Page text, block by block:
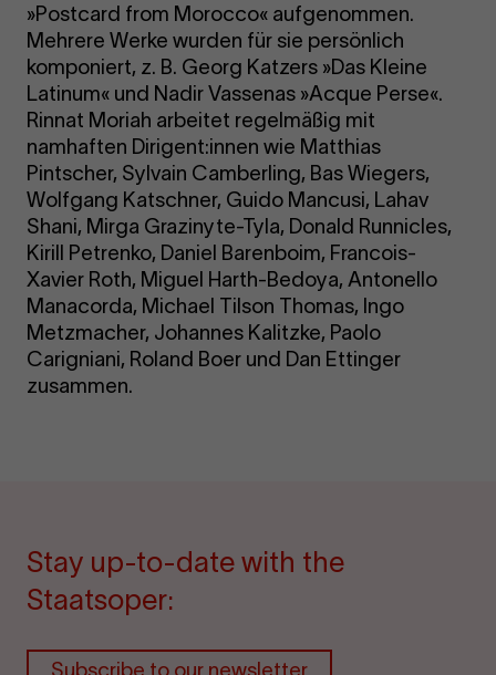
»Postcard from Morocco« aufgenommen.
Mehrere Werke wurden für sie persönlich
komponiert, z. B. Georg Katzers »Das Kleine
Latinum« und Nadir Vassenas »Acque Perse«.
Rinnat Moriah arbeitet regelmäßig mit
namhaften Dirigent:innen wie Matthias
Pintscher, Sylvain Camberling, Bas Wiegers,
Wolfgang Katschner, Guido Mancusi, Lahav
Shani, Mirga Grazinyte-Tyla, Donald Runnicles,
Kirill Petrenko, Daniel Barenboim, Francois-
Xavier Roth, Miguel Harth-Bedoya, Antonello
Manacorda, Michael Tilson Thomas, Ingo
Metzmacher, Johannes Kalitzke, Paolo
Carigniani, Roland Boer und Dan Ettinger
zusammen.
Stay up-to-date with the
Staatsoper:
Subscribe to our newsletter